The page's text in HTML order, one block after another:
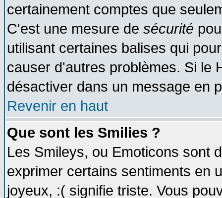
certainement comptes que
C'est une mesure de sécurité
utilisant certaines balises qui
causer d'autres problèmes. Si le
désactiver dans un message en
Revenir en haut
Que sont les Smilies ?
Les Smileys, ou Emoticons sont
exprimer certains sentiments en
joyeux, :( signifie triste. Vous